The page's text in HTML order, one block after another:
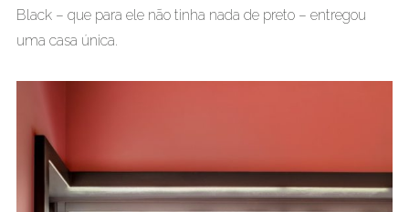
Black – que para ele não tinha nada de preto – entregou
uma casa única.